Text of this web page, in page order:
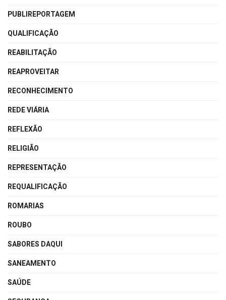
PUBLIREPORTAGEM
QUALIFICAÇÃO
REABILITAÇÃO
REAPROVEITAR
RECONHECIMENTO
REDE VIÁRIA
REFLEXÃO
RELIGIÃO
REPRESENTAÇÃO
REQUALIFICAÇÃO
ROMARIAS
ROUBO
SABORES DAQUI
SANEAMENTO
SAÚDE